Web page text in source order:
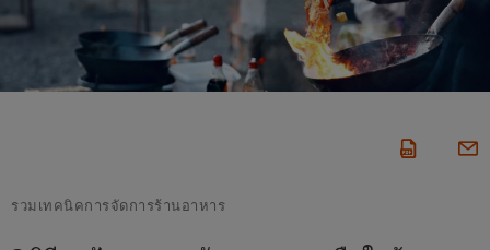
รวมเทคนิคการจัดการร้านอาหาร